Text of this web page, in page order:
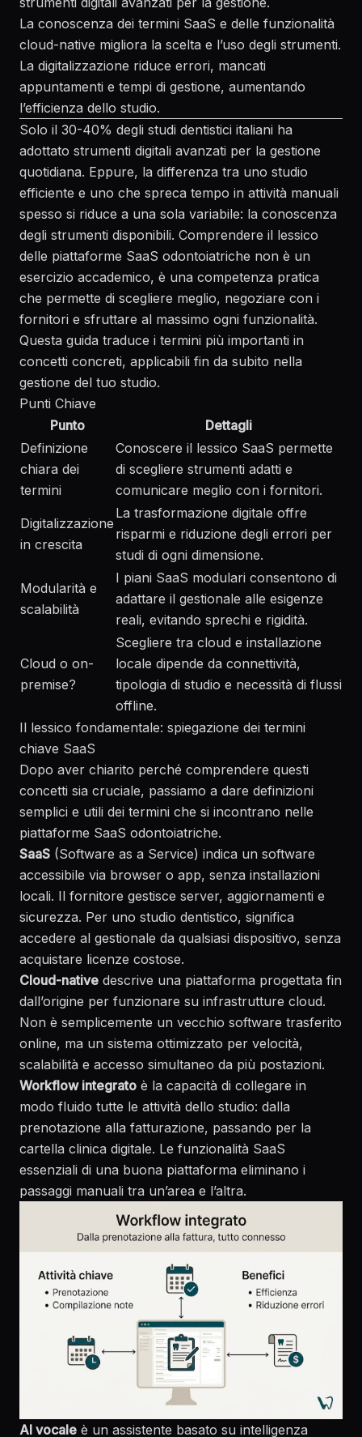
La conoscenza dei termini SaaS e delle funzionalità
cloud-native migliora la scelta e l’uso degli strumenti.
La digitalizzazione riduce errori, mancati
appuntamenti e tempi di gestione, aumentando
l’efficienza dello studio.
Solo il 30-40% degli studi dentistici italiani ha
adottato strumenti digitali avanzati per la gestione
quotidiana. Eppure, la differenza tra uno studio
efficiente e uno che spreca tempo in attività manuali
spesso si riduce a una sola variabile: la conoscenza
degli strumenti disponibili. Comprendere il lessico
delle piattaforme SaaS odontoiatriche non è un
esercizio accademico, è una competenza pratica
che permette di scegliere meglio, negoziare con i
fornitori e sfruttare al massimo ogni funzionalità.
Questa guida traduce i termini più importanti in
concetti concreti, applicabili fin da subito nella
gestione del tuo studio.
Punti Chiave
Punto
Dettagli
Definizione
chiara dei
termini
Conoscere il lessico SaaS permette
di scegliere strumenti adatti e
comunicare meglio con i fornitori.
Digitalizzazione
in crescita
La trasformazione digitale offre
risparmi e riduzione degli errori per
studi di ogni dimensione.
Modularità e
scalabilità
I piani SaaS modulari consentono di
adattare il gestionale alle esigenze
reali, evitando sprechi e rigidità.
Cloud o on-
premise?
Scegliere tra cloud e installazione
locale dipende da connettività,
tipologia di studio e necessità di flussi
offline.
Il lessico fondamentale: spiegazione dei termini
chiave SaaS
Dopo aver chiarito perché comprendere questi
concetti sia cruciale, passiamo a dare definizioni
semplici e utili dei termini che si incontrano nelle
piattaforme SaaS odontoiatriche.
SaaS (Software as a Service) indica un software
accessibile via browser o app, senza installazioni
locali. Il fornitore gestisce server, aggiornamenti e
sicurezza. Per uno studio dentistico, significa
accedere al gestionale da qualsiasi dispositivo, senza
acquistare licenze costose.
Cloud-native descrive una piattaforma progettata fin
dall’origine per funzionare su infrastrutture cloud.
Non è semplicemente un vecchio software trasferito
online, ma un sistema ottimizzato per velocità,
scalabilità e accesso simultaneo da più postazioni.
Workflow integrato è la capacità di collegare in
modo fluido tutte le attività dello studio: dalla
prenotazione alla fatturazione, passando per la
cartella clinica digitale. Le funzionalità SaaS
essenziali di una buona piattaforma eliminano i
passaggi manuali tra un’area e l’altra.
AI vocale è un assistente basato su intelligenza